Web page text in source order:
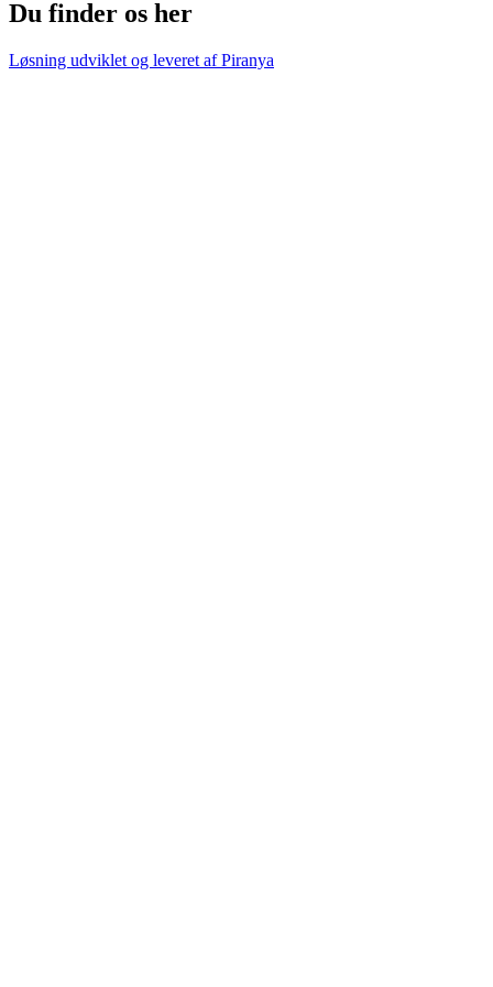
Du finder os her
Løsning udviklet og leveret afPiranya